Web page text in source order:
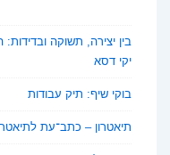
בין יצירה, תשוקה
יקי דסא
בוקי שיף: תיק עבודות
תיאטרון – כתב־עת